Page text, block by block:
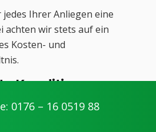
Ihrer Anliegen eine
achten wir stets auf ein
Kosten- und
Konditionen
Schnell,
0176 – 16 0519 88